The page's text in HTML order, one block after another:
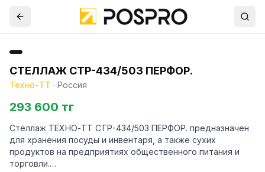
СТЕЛЛАЖ СТР-434/503 ПЕРФОР.
Техно-ТТ · Россия
293 600 тг
Стеллаж ТЕХНО-ТТ СТР-434/503 ПЕРФОР. предназначен
для хранения посуды и инвентаря, а также сухих
продуктов на предприятиях общественного питания и
торговли.